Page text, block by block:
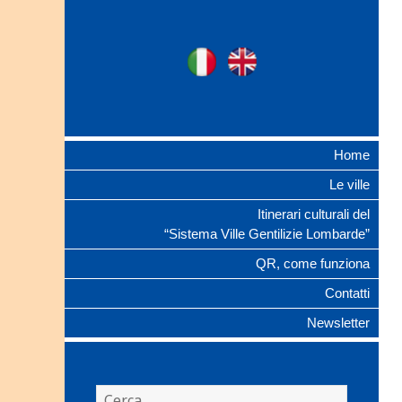
Ville Gentilizie
Ita
Home
Le ville
Itinerari culturali del
“Sistema Ville Gentilizie Lombarde”
QR, come funziona
Contatti
Newsletter
Ricerca